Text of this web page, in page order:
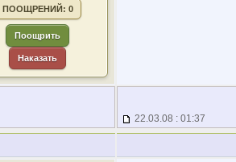
ПООЩРЕНИЙ: 0
Поощрить
Наказать
22.03.08 : 01:37